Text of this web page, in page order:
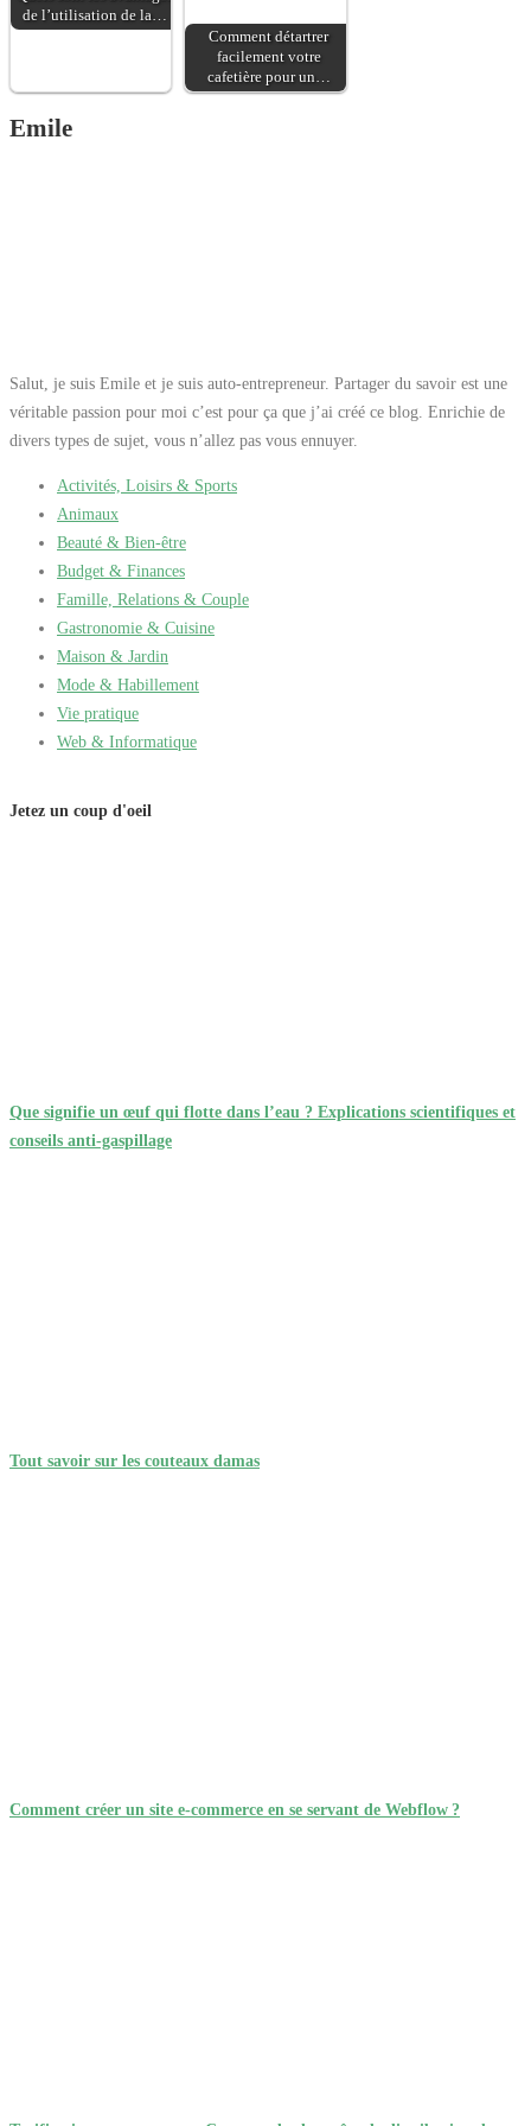
rails, Remarque 1:
Remarque 2: Testé par
de l’utilisation de la…
Comment détartrer
facilement votre
cafetière pour un…
Emile
Salut, je suis Emile et je suis auto-entrepreneur. Partager du savoir est une
véritable passion pour moi c’est pour ça que j’ai créé ce blog. Enrichie de
divers types de sujet, vous n’allez pas vous ennuyer.
Activités, Loisirs & Sports
Animaux
Beauté & Bien-être
Budget & Finances
Famille, Relations & Couple
Gastronomie & Cuisine
Maison & Jardin
Mode & Habillement
Vie pratique
Web & Informatique
Jetez un coup d'oeil
Que signifie un œuf qui flotte dans l’eau ? Explications scientifiques et
conseils anti-gaspillage
Tout savoir sur les couteaux damas
Comment créer un site e-commerce en se servant de Webflow ?